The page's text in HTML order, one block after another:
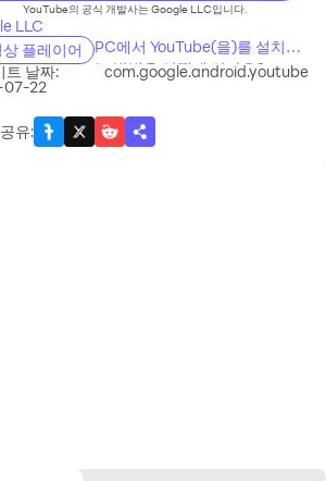
YouTube의 공식 개발사는 Google LLC입니다.
LLC
플레이어
PC에서 YouTube(을)를 설치하
는 방법은 어떻게 되나요?
트 날짜:
07-22
com.google.android.youtube
공유: